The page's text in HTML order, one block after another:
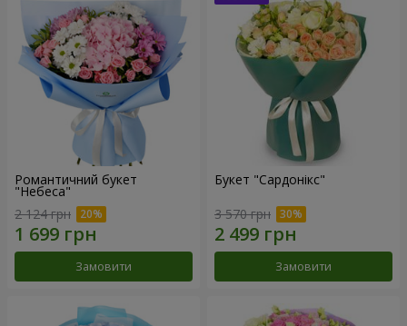
Романтичний букет
"Небеса"
2 124 грн
Замовити
Букет "Сардонікс"
3 570 грн
Замовити